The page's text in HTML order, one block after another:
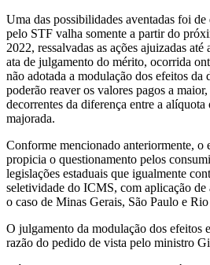
Uma das possibilidades aventadas foi
pelo STF valha somente a partir do
2022, ressalvadas as ações ajuizadas
ata de julgamento do mérito, ocorrida
não adotada a modulação dos efeitos da
poderão reaver os valores pagos a
decorrentes da diferença entre a
majorada.
Conforme mencionado anteriormente, o
propicia o questionamento pelos
legislações estaduais que igualmente
seletividade do ICMS, com aplicação de
o caso de Minas Gerais, São Paulo e
O julgamento da modulação dos efeitos
razão do pedido de vista pelo ministro